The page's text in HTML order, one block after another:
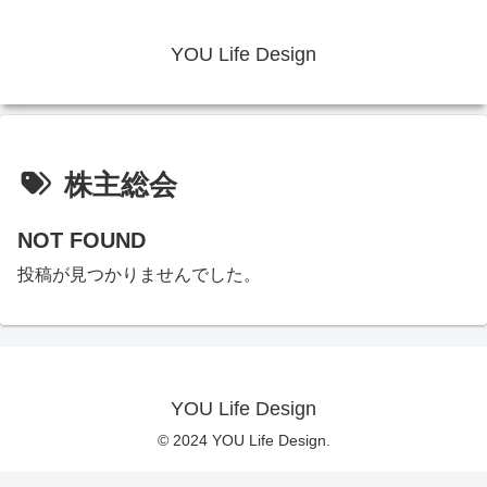
YOU Life Design
株主総会
NOT FOUND
投稿が見つかりませんでした。
YOU Life Design
© 2024 YOU Life Design.